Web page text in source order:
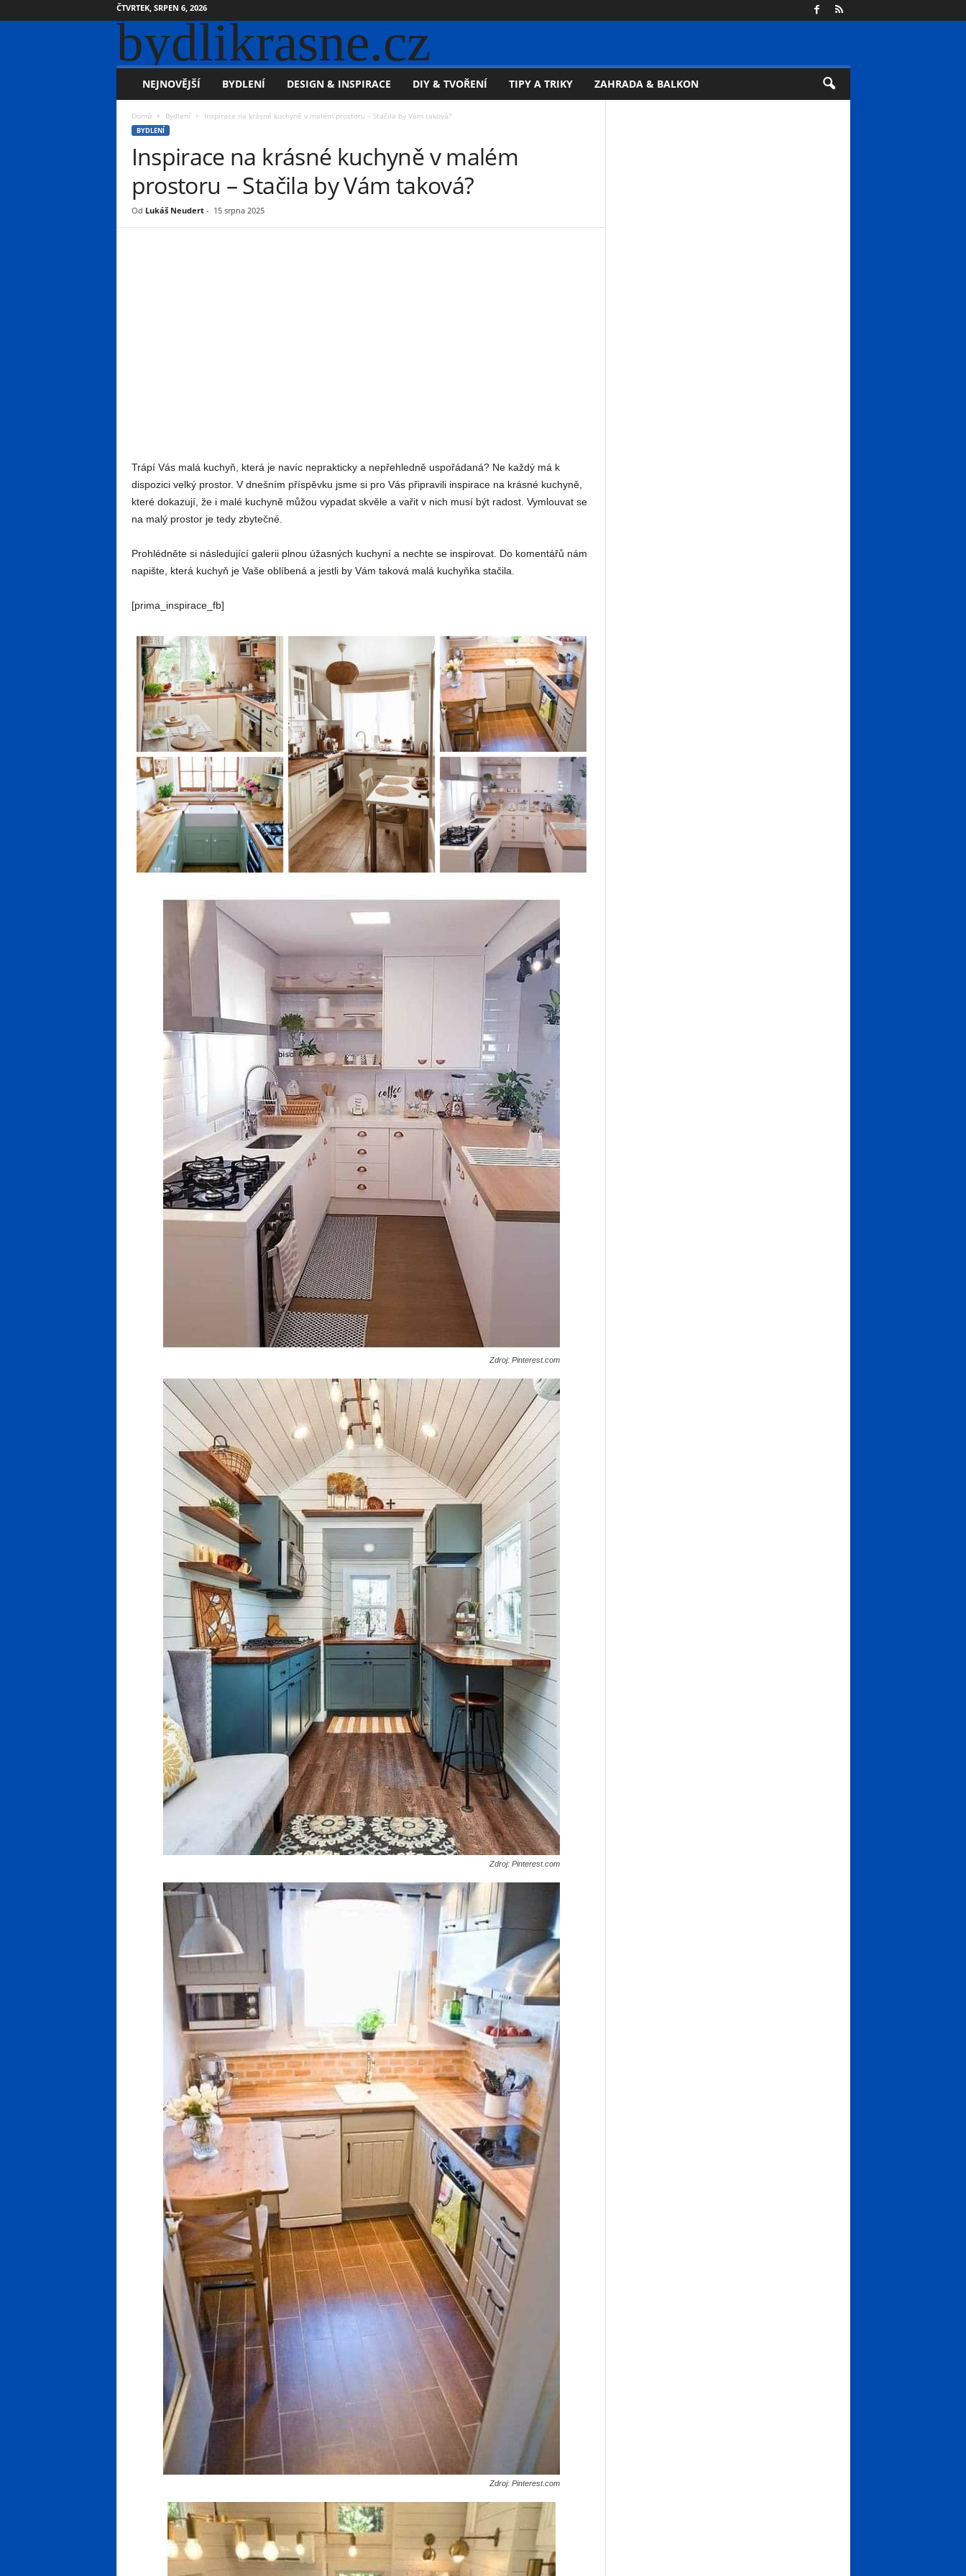
ČTVRTEK, SRPEN 6, 2026
bydlikrasne.cz
NEJNOVĚJŠÍ BYDLENÍ DESIGN & INSPIRACE DIY & TVOŘENÍ TIPY A TRIKY ZAHRADA & BALKON
Domů Bydlení Inspirace na krásné kuchyně v malém prostoru – Stačila by Vám taková?
BYDLENÍ
Inspirace na krásné kuchyně v malém
prostoru – Stačila by Vám taková?
Od Lukáš Neudert- 15 srpna 2025
Trápí Vás malá kuchyň, která je navíc neprakticky a nepřehledně uspořádaná? Ne každý má k
dispozici velký prostor. V dnešním příspěvku jsme si pro Vás připravili inspirace na krásné kuchyně,
které dokazují, že i malé kuchyně můžou vypadat skvěle a vařit v nich musí být radost. Vymlouvat se
na malý prostor je tedy zbytečné.
Prohlédněte si následující galerii plnou úžasných kuchyní a nechte se inspirovat. Do komentářů nám
napište, která kuchyň je Vaše oblíbená a jestli by Vám taková malá kuchyňka stačila.
[prima_inspirace_fb]
Zdroj: Pinterest.com
Zdroj: Pinterest.com
Zdroj: Pinterest.com